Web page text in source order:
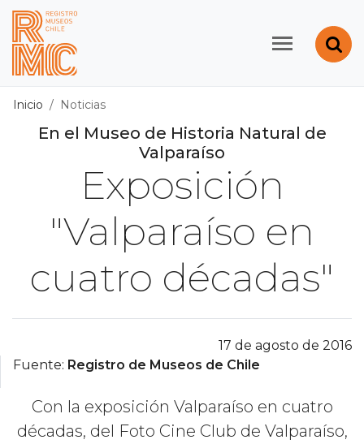
Contenido principal
Registro de Museos
Inicio Noticias
En el Museo de Historia Natural de
Valparaíso
Exposición
"Valparaíso en
cuatro décadas"
17 de agosto de 2016
Fuente: Registro de Museos de Chile
Con la exposición Valparaíso en cuatro
décadas, del Foto Cine Club de Valparaíso,